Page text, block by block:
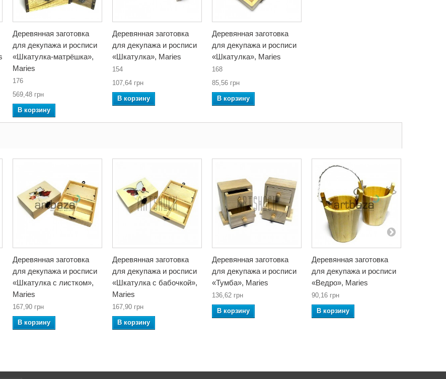
Деревянная заготовка
для декупажа и росписи
«Шкатулка-матрёшка»,
Maries
176
569,48 грн
В корзину
Деревянная заготовка
для декупажа и росписи
«Шкатулка», Maries
154
107,64 грн
В корзину
Деревянная заготовка
для декупажа и росписи
«Шкатулка», Maries
168
85,56 грн
В корзину
Деревянная заготовка
для декупажа и росписи
«Шкатулка с листком»,
Maries
167,90 грн
В корзину
Деревянная заготовка
для декупажа и росписи
«Шкатулка с бабочкой»,
Maries
167,90 грн
В корзину
Деревянная заготовка
для декупажа и росписи
«Тумба», Maries
136,62 грн
В корзину
Деревянная заготовка
для декупажа и росписи
«Ведро», Maries
90,16 грн
В корзину